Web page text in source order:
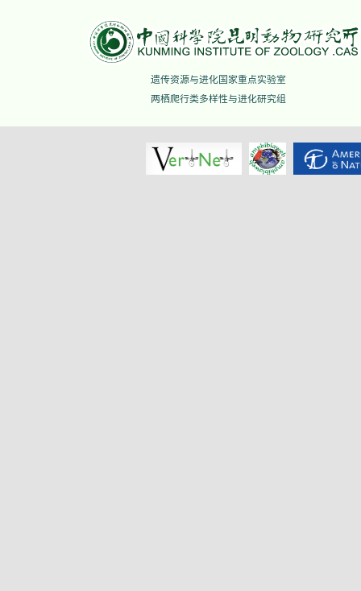
遗传资源与进化国家重点实验室
两栖爬行类多样性与进化研究组